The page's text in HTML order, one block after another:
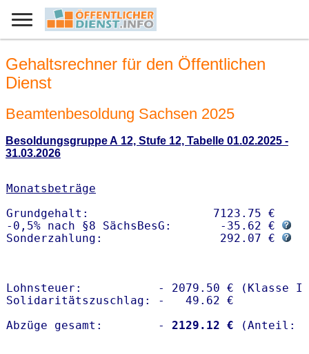
Gehaltsrechner für den Öffentlichen
Dienst
Beamtenbesoldung Sachsen 2025
Besoldungsgruppe A 12, Stufe 12, Tabelle 01.02.2025 -
31.03.2026
Monatsbeträge
Grundgehalt:                  7123.75 €
-0,5% nach §8 SächsBesG:       -35.62 €
Sonderzahlung:                 292.07 €
Lohnsteuer:           - 2079.50 € (Klasse I)
Solidaritätszuschlag: -   49.62 €
Abzüge gesamt:        -
2129.12 €